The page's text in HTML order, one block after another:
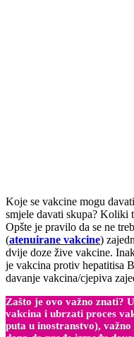
Koje se vakcine mogu
smjele davati skupa? Koliki
Opšte je pravilo da se ne
(atenuirane vakcine)
dvije doze žive vakcine.
je vakcina protiv hepatitisa
davanje vakcina/cjepiva
Zašto je ovo važno znati?
vakcina i ubrzati proces
puta u inostranstvo),